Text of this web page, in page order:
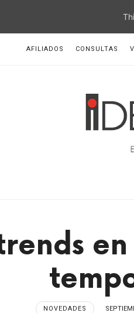
AFILIADOS CONSULTAS
del
NOVEDADES